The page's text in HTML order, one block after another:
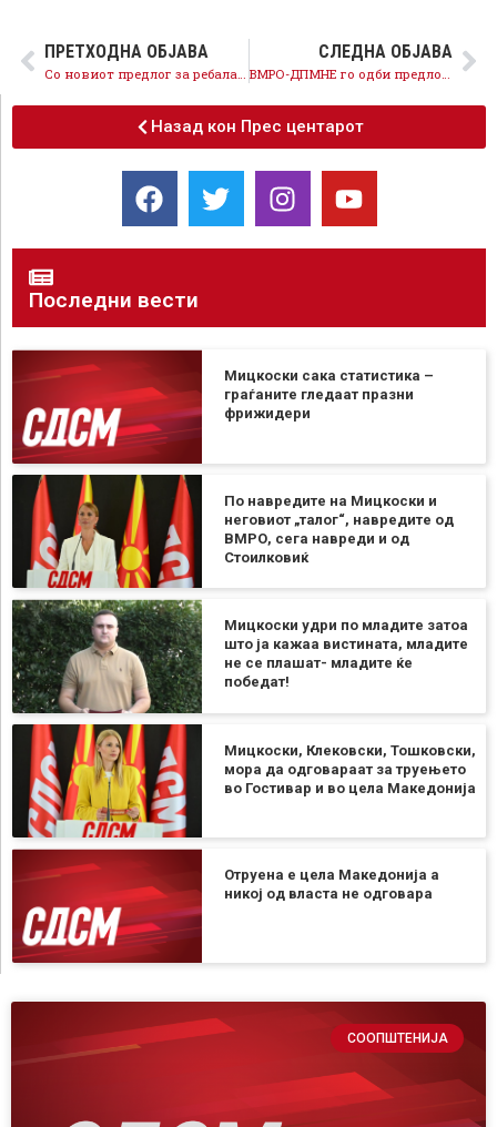
ПРЕТХОДНА ОБЈАВА
Со новиот предлог за ребаланс, оваа влада е децидна: за неа барокот е пред граѓаните!
СЛЕДНА ОБЈАВА
ВМРО-ДПМНЕ го одби предлогот на СДСМ за поголема парична помош за граѓаните!?
Назад кон Прес центарот
Последни вести
Мицкоски сака статистика –
граѓаните гледаат празни
фрижидери
По навредите на Мицкоски и
неговиот „талог“, навредите од
ВМРО, сега навреди и од
Стоилковиќ
Мицкоски удри по младите затоа
што ја кажаа вистината, младите
не се плашат- младите ќе
победат!
Мицкоски, Клековски, Тошковски,
мора да одговараат за труењето
во Гостивар и во цела Македонија
Отруена е цела Македонија а
никој од власта не одговара
СООПШТЕНИЈА